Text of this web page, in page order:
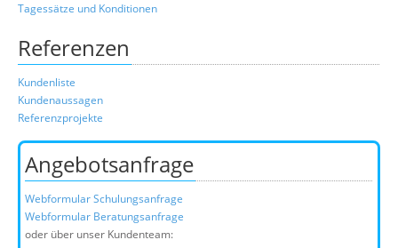
Tagessätze und Konditionen
Referenzen
Kundenliste
Kundenaussagen
Referenzprojekte
Angebotsanfrage
Webformular Schulungsanfrage
Webformular Beratungsanfrage
oder über unser Kundenteam: